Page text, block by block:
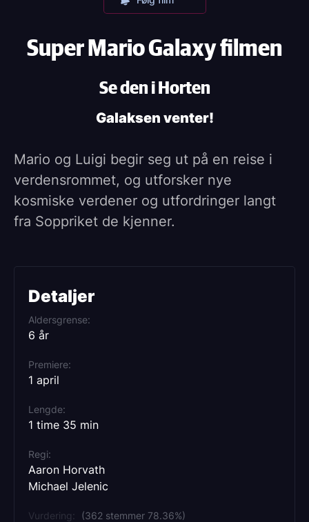
Detaljer
Aldersgrense
6 år
Premiere
1 april
Lengde
1 time 35 min
Regi
Aaron Horvath
Michael Jelenic
Vurdering: (362 stemmer 78.36%)
Super Mario Galaxy filmen
Se den i Horten
Galaksen venter!
Mario og Luigi begir seg ut på en reise i
verdensrommet, og utforsker nye
kosmiske verdener og utfordringer langt
fra Soppriket de kjenner.